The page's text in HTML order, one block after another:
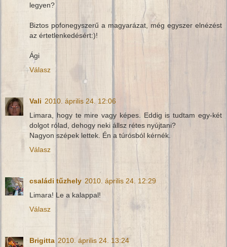
legyen?
Biztos pofonegyszerű a magyarázat, még egyszer elnézést
az értetlenkedésért:)!
Ági
Válasz
Vali 2010. április 24. 12:06
Limara, hogy te mire vagy képes. Eddig is tudtam egy-két
dolgot rólad, dehogy neki állsz rétes nyújtani?
Nagyon szépek lettek. Én a túrósból kérnék.
Válasz
családi tűzhely 2010. április 24. 12:29
Limara! Le a kalappal!
Válasz
Brigitta 2010. április 24. 13:24